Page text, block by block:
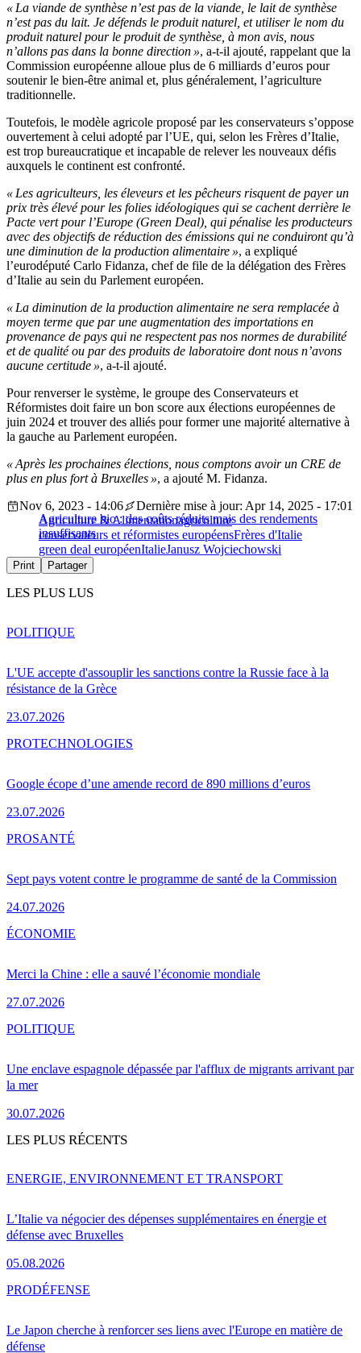
« La viande de synthèse n’est pas de la viande, le lait de synthèse
n’est pas du lait. Je défends le produit naturel, et utiliser le nom du
produit naturel pour le produit de synthèse, à mon avis, nous
n’allons pas dans la bonne direction », a-t-il ajouté, rappelant que la
Commission européenne alloue plus de 6 milliards d’euros pour
soutenir le bien-être animal et, plus généralement, l’agriculture
traditionnelle.
Toutefois, le modèle agricole proposé par les conservateurs s’oppose
ouvertement à celui adopté par l’UE, qui, selon les Frères d’Italie,
est trop bureaucratique et incapable de relever les nouveaux défis
auxquels le continent est confronté.
« Les agriculteurs, les éleveurs et les pêcheurs risquent de payer un
prix très élevé pour les folies idéologiques qui se cachent derrière le
Pacte vert pour l’Europe (Green Deal), qui pénalise les producteurs
avec des objectifs de réduction des émissions qui ne conduiront qu’à
une diminution de la production alimentaire », a expliqué
l’eurodéputé Carlo Fidanza, chef de file de la délégation des Frères
d’Italie au sein du Parlement européen.
« La diminution de la production alimentaire ne sera remplacée à
moyen terme que par une augmentation des importations en
provenance de pays qui ne respectent pas nos normes de durabilité
et de qualité ou par des produits de laboratoire dont nous n’avons
aucune certitude », a-t-il ajouté.
Pour renverser le système, le groupe des Conservateurs et
Réformistes doit faire un bon score aux élections européennes de
juin 2024 et trouver des alliés pour former une majorité alternative à
la gauche au Parlement européen.
« Après les prochaines élections, nous comptons avoir un CRE de
plus en plus fort à Bruxelles », a ajouté M. Fidanza.
Agriculture bio : des coûts réduits mais des rendements
insuffisants
Nov 6, 2023 - 14:06
Dernière mise à jour: Apr 14, 2025 - 17:01
Agriculture & Alimentationagriculture
conservateurs et réformistes européensFrères d'Italie
green deal européenItalieJanusz Wojciechowski
Print Partager
LES PLUS LUS
L'UE accepte d'assouplir les sanctions contre la Russie face à la
résistance de la Grèce
23.07.2026
POLITIQUE
Google écope d’une amende record de 890 millions d’euros
23.07.2026
PROTECHNOLOGIES
Sept pays votent contre le programme de santé de la Commission
24.07.2026
PROSANTÉ
Merci la Chine : elle a sauvé l’économie mondiale
27.07.2026
ÉCONOMIE
Une enclave espagnole dépassée par l'afflux de migrants arrivant par
la mer
30.07.2026
POLITIQUE
LES PLUS RÉCENTS
L’Italie va négocier des dépenses supplémentaires en énergie et
défense avec Bruxelles
05.08.2026
ENERGIE, ENVIRONNEMENT ET TRANSPORT
Le Japon cherche à renforcer ses liens avec l'Europe en matière de
défense
PRODÉFENSE